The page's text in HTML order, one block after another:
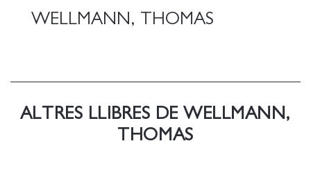
WELLMANN, THOMAS
ALTRES LLIBRES DE WELLMANN,
THOMAS